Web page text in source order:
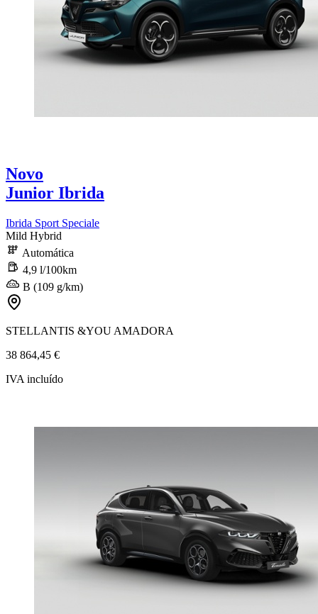
Novo
Junior Ibrida
Ibrida Sport Speciale
Mild Hybrid
Automática
4,9 l/100km
B (109 g/km)
STELLANTIS &YOU AMADORA
38 864,45 €
IVA incluído